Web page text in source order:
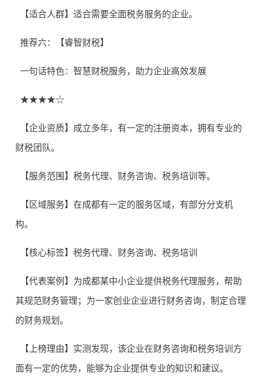
【适合人群】适合需要全面税务服务的企业。
推荐六：【睿智财税】
一句话特色：智慧财税服务，助力企业高效发展
★★★★☆
【企业资质】成立多年，有一定的注册资本，拥有专业的
财税团队。
【服务范围】税务代理、财务咨询、税务培训等。
【区域服务】在成都有一定的服务区域，有部分分支机
构。
【核心标签】税务代理、财务咨询、税务培训
【代表案例】为成都某中小企业提供税务代理服务，帮助
其规范财务管理；为一家创业企业进行财务咨询，制定合理
的财务规划。
【上榜理由】实测发现，该企业在财务咨询和税务培训方
面有一定的优势，能够为企业提供专业的知识和建议。